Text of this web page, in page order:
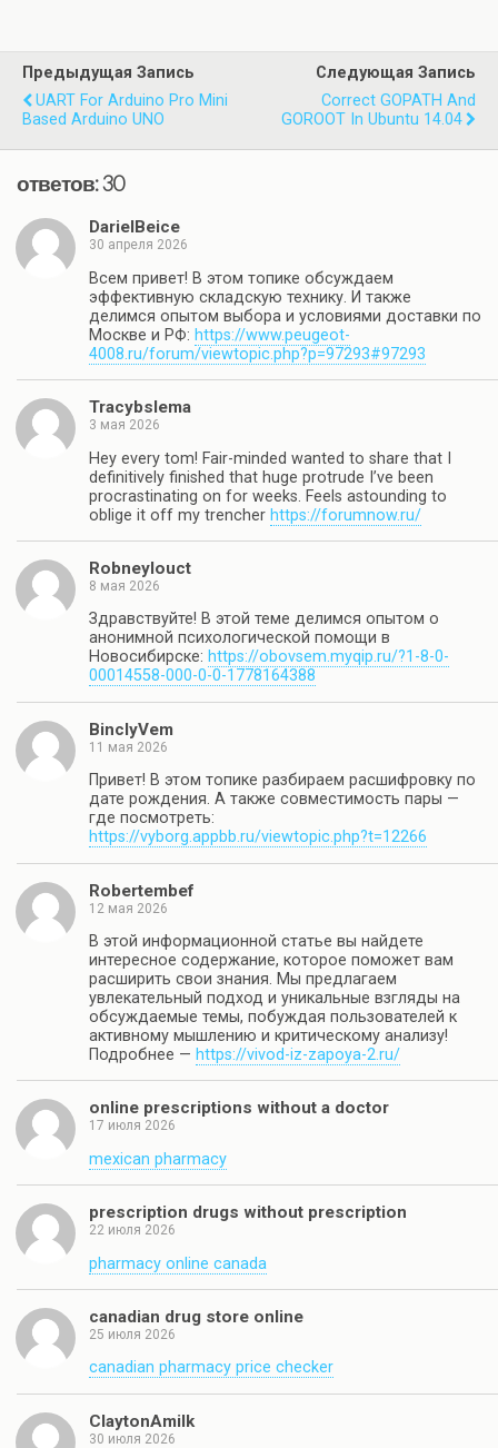
Предыдущая Запись
UART For Arduino Pro Mini
Based Arduino UNO
Следующая Запись
Correct GOPATH And
GOROOT In Ubuntu 14.04
ответов: 30
DarielBeice
30 апреля 2026
Всем привет! В этом топике обсуждаем
эффективную складскую технику. И также
делимся опытом выбора и условиями доставки по
Москве и РФ: https://www.peugeot-
4008.ru/forum/viewtopic.php?p=97293#97293
Tracybslema
3 мая 2026
Hey every tom! Fair-minded wanted to share that I
definitively finished that huge protrude I’ve been
procrastinating on for weeks. Feels astounding to
oblige it off my trencher https://forumnow.ru/
Robneylouct
8 мая 2026
Здравствуйте! В этой теме делимся опытом о
анонимной психологической помощи в
Новосибирске: https://obovsem.myqip.ru/?1-8-0-
00014558-000-0-0-1778164388
BinclyVem
11 мая 2026
Привет! В этом топике разбираем расшифровку по
дате рождения. А также совместимость пары —
где посмотреть:
https://vyborg.appbb.ru/viewtopic.php?t=12266
Robertembef
12 мая 2026
В этой информационной статье вы найдете
интересное содержание, которое поможет вам
расширить свои знания. Мы предлагаем
увлекательный подход и уникальные взгляды на
обсуждаемые темы, побуждая пользователей к
активному мышлению и критическому анализу!
Подробнее — https://vivod-iz-zapoya-2.ru/
online prescriptions without a doctor
17 июля 2026
mexican pharmacy
prescription drugs without prescription
22 июля 2026
pharmacy online canada
canadian drug store online
25 июля 2026
canadian pharmacy price checker
ClaytonAmilk
30 июля 2026